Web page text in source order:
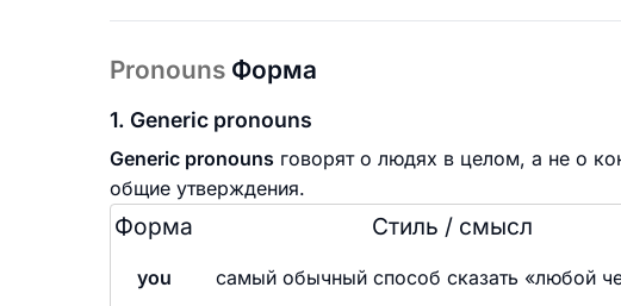
Pronouns Форма
1. Generic pronouns
Generic pronouns говорят о людях в целом, а не о
общие утверждения.
Форма Стиль / смысл
you самый обычный способ сказать «любой